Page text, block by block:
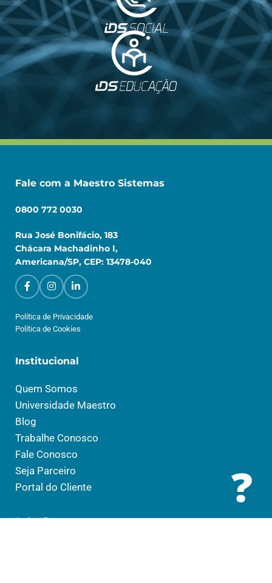
Fale com a Maestro Sistemas
0800 772 0030
Rua José Bonifácio, 183
Chácara Machadinho I,
Americana/SP, CEP: 13478-040
Política de Privacidade
Política de Cookies
Institucional
Quem Somos
Universidade Maestro
Blog
Trabalhe Conosco
Fale Conosco
Seja Parceiro
Portal do Cliente
Soluções